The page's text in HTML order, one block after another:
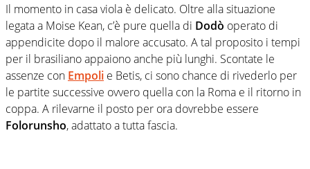
Il momento in casa viola è delicato. Oltre alla situazione
legata a Moise Kean, c’è pure quella di Dodò operato di
appendicite dopo il malore accusato. A tal proposito i tempi
per il brasiliano appaiono anche più lunghi. Scontate le
assenze con Empoli e Betis, ci sono chance di rivederlo per
le partite successive ovvero quella con la Roma e il ritorno in
coppa. A rilevarne il posto per ora dovrebbe essere
Folorunsho, adattato a tutta fascia.